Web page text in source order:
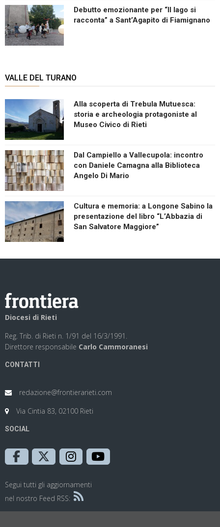
Debutto emozionante per “Il lago si
racconta” a Sant’Agapito di Fiamignano
VALLE DEL TURANO
Alla scoperta di Trebula Mutuesca:
storia e archeologia protagoniste al
Museo Civico di Rieti
Dal Campiello a Vallecupola: incontro
con Daniele Camagna alla Biblioteca
Angelo Di Mario
Cultura e memoria: a Longone Sabino la
presentazione del libro “L’Abbazia di
San Salvatore Maggiore”
Diocesi di Rieti
Reg. Trib. di Rieti n. 1/91 del 16/3/1991.
Direttore responsabile Carlo Cammoranesi
CONTATTI
redazione@frontierarieti.com
Via Cintia 83, 02100 Rieti
SOCIAL
Segui tutti gli aggiornamenti
nel nostro Feed RSS: